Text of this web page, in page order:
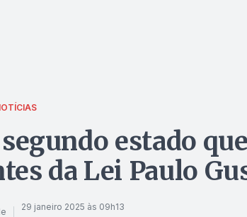
estado
da Lei Paulo
29 janeiro 2025 às 09h13